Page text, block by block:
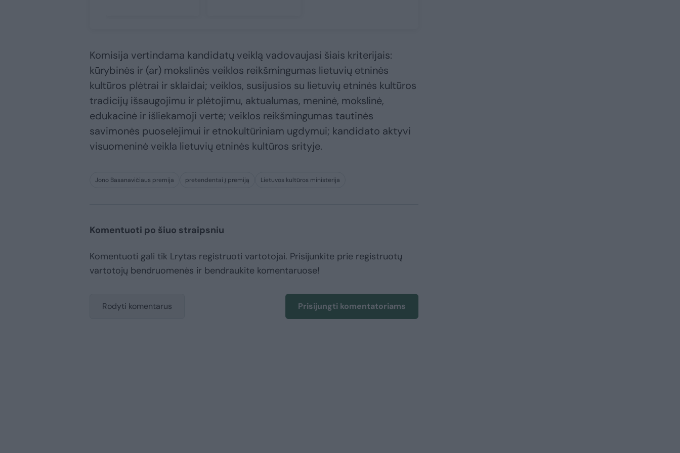
Komisija vertindama kandidatų veiklą vadovaujasi šiais kriterijais:
kūrybinės ir (ar) mokslinės veiklos reikšmingumas lietuvių etninės
kultūros plėtrai ir sklaidai; veiklos, susijusios su lietuvių etninės kultūros
tradicijų išsaugojimu ir plėtojimu, aktualumas, meninė, mokslinė,
edukacinė ir išliekamoji vertė; veiklos reikšmingumas tautinės
savimonės puoselėjimui ir etnokultūriniam ugdymui; kandidato aktyvi
visuomeninė veikla lietuvių etninės kultūros srityje.
Jono Basanavičiaus premija pretendentai į premiją Lietuvos kultūros ministerija
Komentuoti po šiuo straipsniu
Komentuoti gali tik Lrytas registruoti vartotojai. Prisijunkite prie registruotų
vartotojų bendruomenės ir bendraukite komentaruose!
Rodyti komentarus Prisijungti komentatoriams